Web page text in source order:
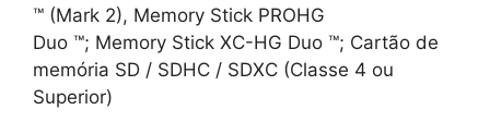
™ (Mark 2), Memory Stick PROHG
Duo ™; Memory Stick XC-HG Duo ™; Cartão de
memória SD / SDHC / SDXC (Classe 4 ou
Superior)